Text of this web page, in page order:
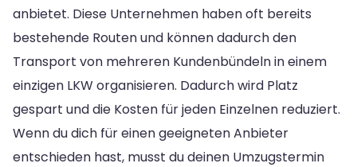
anbietet. Diese Unternehmen haben oft bereits
bestehende Routen und können dadurch den
Transport von mehreren Kundenbündeln in einem
einzigen LKW organisieren. Dadurch wird Platz
gespart und die Kosten für jeden Einzelnen reduziert.
Wenn du dich für einen geeigneten Anbieter
entschieden hast, musst du deinen Umzugstermin